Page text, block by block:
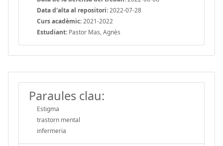
Data d'alta al repositori:2022-07-28
Curs acadèmic:2021-2022
Estudiant: Pastor Mas, Agnès
Paraules clau:
Estigma
trastorn mental
infermeria